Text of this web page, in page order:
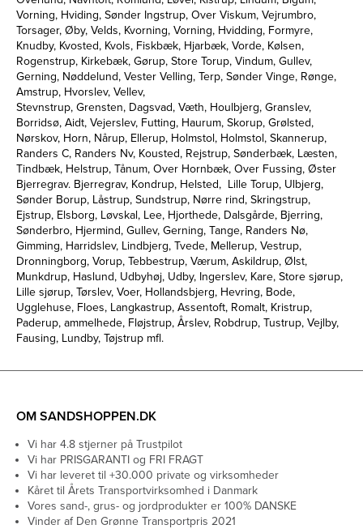
Vorning, Hviding, Sønder Ingstrup, Over Viskum, Vejrumbro,
Torsager, Øby, Velds, Kvorning, Vorning, Hvidding, Formyre,
Knudby, Kvosted, Kvols, Fiskbæk, Hjarbæk, Vorde, Kølsen,
Rogenstrup, Kirkebæk, Gørup, Store Torup, Vindum, Gullev,
Gerning, Nøddelund, Vester Velling, Terp, Sønder Vinge, Rønge,
Amstrup, Hvorslev, Vellev,
Stevnstrup, Grensten, Dagsvad, Væth, Houlbjerg, Granslev,
Borridsø, Aidt, Vejerslev, Futting, Haurum, Skorup, Grølsted,
Nørskov, Horn, Nårup, Ellerup, Holmstol, Holmstol, Skannerup,
Randers C, Randers Nv, Kousted, Rejstrup, Sønderbæk, Læsten,
Tindbæk, Helstrup, Tånum, Over Hornbæk, Over Fussing, Øster
Bjerregrav. Bjerregrav, Kondrup, Helsted, Lille Torup, Ulbjerg,
Sønder Borup, Låstrup, Sundstrup, Nørre rind, Skringstrup,
Ejstrup, Elsborg, Løvskal, Lee, Hjorthede, Dalsgårde, Bjerring,
Sønderbro, Hjermind, Gullev, Gerning, Tange, Randers Nø,
Gimming, Harridslev, Lindbjerg, Tvede, Mellerup, Vestrup,
Dronningborg, Vorup, Tebbestrup, Værum, Askildrup, Ølst,
Munkdrup, Haslund, Udbyhøj, Udby, Ingerslev, Kare, Store sjørup,
Lille sjørup, Tørslev, Voer, Hollandsbjerg, Hevring, Bode,
Ugglehuse, Floes, Langkastrup, Assentoft, Romalt, Kristrup,
Paderup, ammelhede, Fløjstrup, Årslev, Robdrup, Tustrup, Vejlby,
Fausing, Lundby, Tøjstrup mfl.
OM SANDSHOPPEN.DK
Vi har 4.8 stjerner på Trustpilot
Vi har PRISGARANTI og FRI FRAGT
Vi har leveret til +30.000 private og virksomheder
Kåret til Årets Transportvirksomhed i Danmark
Vores sand-, grus- og jordprodukter er 100% DANSKE
Vinder af Den Grønne Transportpris 2021